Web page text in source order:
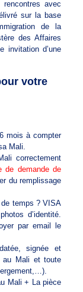
avec
sur la base
de la
des Affaires
invitation d’une
votre
mois à compter
Mali.
correctement
de demande de
du remplissage
de temps ? VISA
d’identité.
par email le
signée et
au Mali et toute
Mali + La pièce